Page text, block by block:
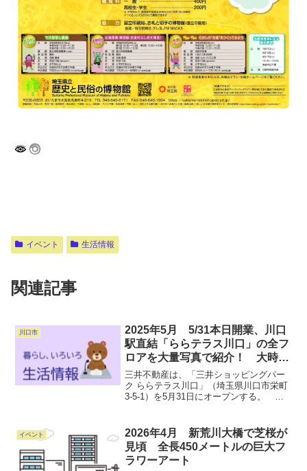
イベント 生活情報
関連記事
川口市
2025年5月 5/31本日開業、川口
駅直結「ららテラス川口」の全フ
ロアを大量写真で紹介！ 大時計
などそごう川口の面影も
三井不動産は、「三井ショッピングパー
ク ららテラス川口」（埼玉県川口市栄町
3-5-1）を5月31日にオープンする。 ら
つ、内装および一部外装をリニューアル
したライフス...
イベント
2026年4月 新荒川大橋で芝桜が
見頃 全長450メートルの巨大フ
ラワーアート